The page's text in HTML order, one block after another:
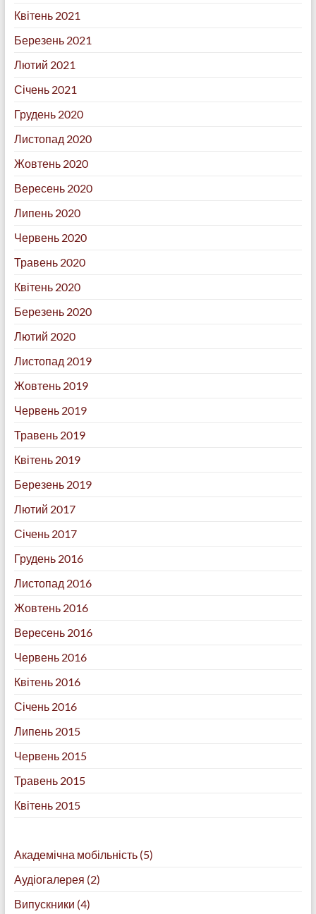
Квітень 2021
Березень 2021
Лютий 2021
Січень 2021
Грудень 2020
Листопад 2020
Жовтень 2020
Вересень 2020
Липень 2020
Червень 2020
Травень 2020
Квітень 2020
Березень 2020
Лютий 2020
Листопад 2019
Жовтень 2019
Червень 2019
Травень 2019
Квітень 2019
Березень 2019
Лютий 2017
Січень 2017
Грудень 2016
Листопад 2016
Жовтень 2016
Вересень 2016
Червень 2016
Квітень 2016
Січень 2016
Липень 2015
Червень 2015
Травень 2015
Квітень 2015
Академічна мобільність(5)
Аудіогалерея (2)
Випускники (4)